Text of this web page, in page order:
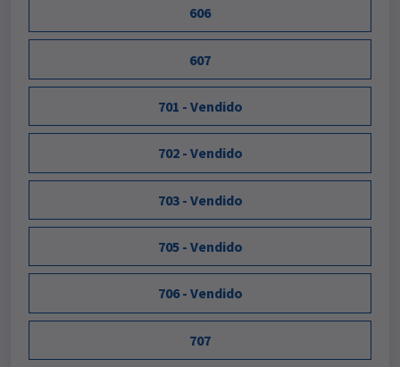
606
607
701 - Vendido
702 - Vendido
703 - Vendido
705 - Vendido
706 - Vendido
707